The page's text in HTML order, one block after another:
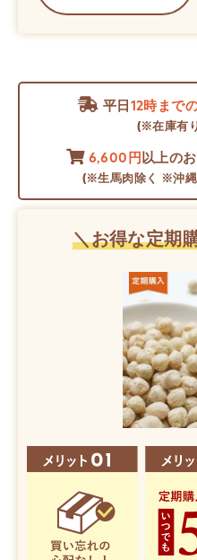
平日 12時まで
(※在庫有
6,600円 以上の
(※生馬肉除く ※沖
＼お得な定期